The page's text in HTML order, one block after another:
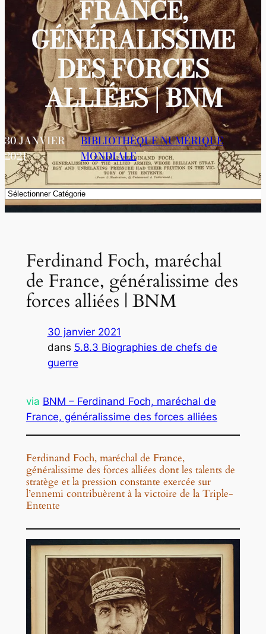
FRANCE,
GÉNÉRALISSIME
DES FORCES
ALLIÉES | BNM
30 JANVIER
2021
BIBLIOTHÈQUE NUMÉRIQUE
MONDIALE
Catégories
Ferdinand Foch, maréchal
de France, généralissime des
forces alliées | BNM
30 janvier 2021
dans 5.8.3 Biographies de chefs de
guerre
via BNM – Ferdinand Foch, maréchal de
France, généralissime des forces alliées
Ferdinand Foch, maréchal de France,
généralissime des forces alliées dont les talents de
stratège et la pression constante exercée sur
l’ennemi contribuèrent à la victoire de la Triple-
Entente